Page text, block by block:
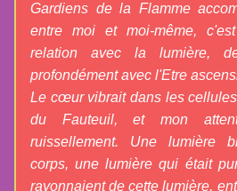
Gardiens de la Flamme
entre moi et moi-même,
relation avec la lumière,
profondément avec l'Etre
Le cœur vibrait dans les
du Fauteuil, et mon
ruissellement. Une lumière
corps, une lumière qui était
rayonnaient de cette lumière,